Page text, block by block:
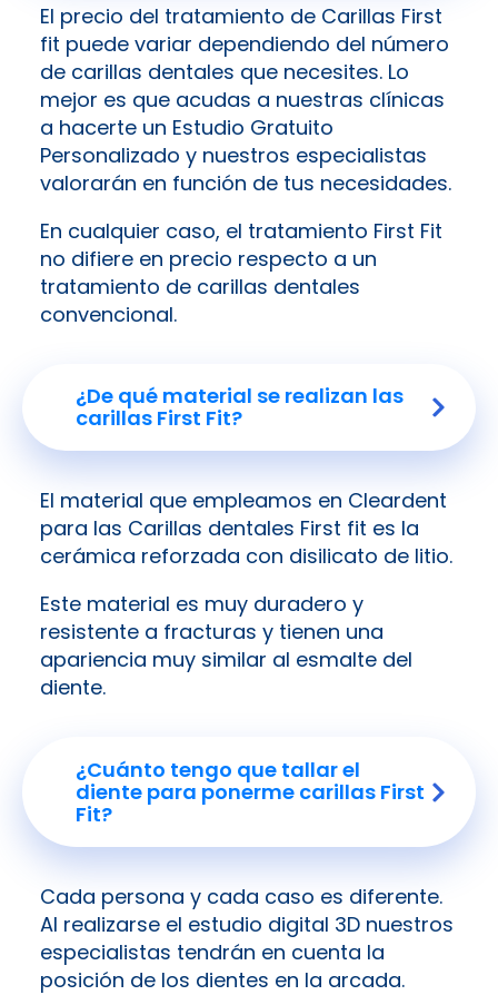
El precio del tratamiento de Carillas First
fit puede variar dependiendo del número
de carillas dentales que necesites. Lo
mejor es que acudas a nuestras clínicas
a hacerte un Estudio Gratuito
Personalizado y nuestros especialistas
valorarán en función de tus necesidades.
En cualquier caso, el tratamiento First Fit
no difiere en precio respecto a un
tratamiento de carillas dentales
convencional.
¿De qué material se realizan las
carillas First Fit?
El material que empleamos en Cleardent
para las Carillas dentales First fit es la
cerámica reforzada con disilicato de litio.
Este material es muy duradero y
resistente a fracturas y tienen una
apariencia muy similar al esmalte del
diente.
¿Cuánto tengo que tallar el
diente para ponerme carillas First
Fit?
Cada persona y cada caso es diferente.
Al realizarse el estudio digital 3D nuestros
especialistas tendrán en cuenta la
posición de los dientes en la arcada.